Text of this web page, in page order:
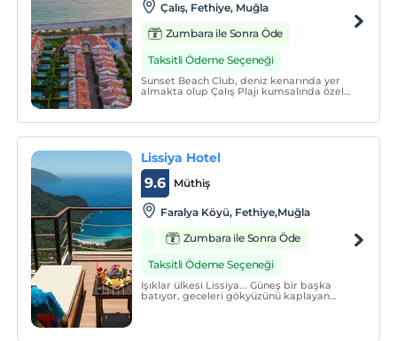
Çalış, Fethiye, Muğla
Zumbara ile Sonra Öde
Taksitli Ödeme Seçeneği
Sunset Beach Club, deniz kenarında yer
almakta olup Çalış Plajı kumsalında özel
spa merkezi bulunmaktadır.
Lissiya Hotel
Müthiş
9.6
Faralya Köyü, Fethiye,Muğla
Zumbara ile Sonra Öde
Taksitli Ödeme Seçeneği
Işıklar ülkesi Lissiya... Güneş bir başka
batıyor, geceleri gökyüzünü kaplayan